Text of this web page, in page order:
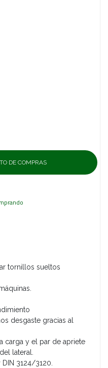
tornillos sueltos
desgaste gracias al
carga y el par de apriete
lateral.
DIN 3124/3120.